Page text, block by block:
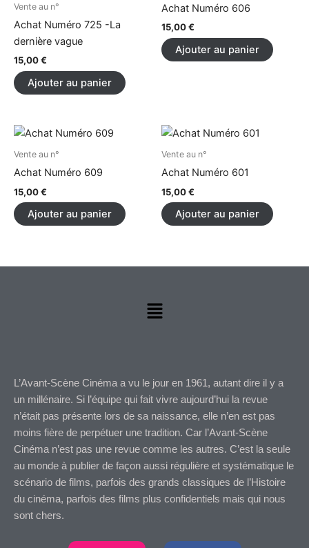
Vente au n°
Achat Numéro 725 -La
dernière vague
15,00€
Ajouter au panier
Achat Numéro 606
15,00€
Ajouter au panier
Vente au n°
Achat Numéro 609
15,00€
Ajouter au panier
Vente au n°
Achat Numéro 601
15,00€
Ajouter au panier
Menu
L’Avant-Scène Cinéma a vu le jour en 1961, autant dire il y a
un millénaire. Si l’équipe qui fait vivre aujourd’hui la revue
n’était pas présente lors de sa naissance, elle n’en est pas
moins fière de perpétuer une tradition. Car l’Avant-Scène
Cinéma n’est pas une revue comme les autres. C’est la seule
au monde à publier de façon aussi régulière et systématique le
scénario de films, parfois des grands classiques de l’Histoire
du cinéma, parfois des films plus confidentiels mais qui nous
sont chers.